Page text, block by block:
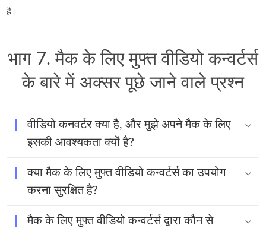
है।
भाग 7. मैक के लिए मुफ्त वीडियो कन्वर्टर्स
के बारे में अक्सर पूछे जाने वाले प्रश्न
वीडियो कनवर्टर क्या है, और मुझे अपने मैक के लिए
इसकी आवश्यकता क्यों है?
क्या मैक के लिए मुफ्त वीडियो कन्वर्टर्स का उपयोग
करना सुरक्षित है?
मैक के लिए मुफ्त वीडियो कन्वर्टर्स द्वारा कौन से